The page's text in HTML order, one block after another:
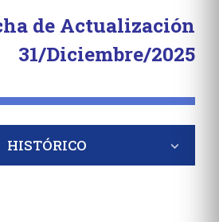
de Actualización
31/Diciembre/2025
HISTÓRICO